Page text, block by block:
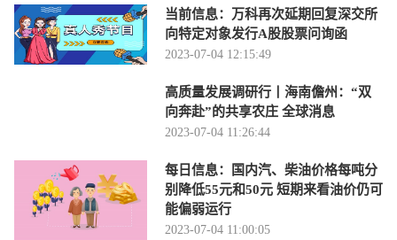
当前信息：万科再次延期回复深交所
向特定对象发行A股股票问询函
2023-07-04 12:15:49
高质量发展调研行丨海南儋州：“双
向奔赴”的共享农庄 全球消息
2023-07-04 11:26:44
每日信息：国内汽、柴油价格每吨分
别降低55元和50元 短期来看油价仍可
能偏弱运行
2023-07-04 11:00:05